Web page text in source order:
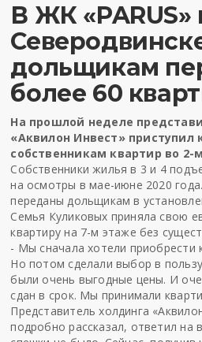
В ЖК «PARUS»
дольщикам
более 60
На прошлой неделе
«Аквилон Инвест» приступил
собственникам квартир во 2-
Собственники жилья в 3 и 4
на осмотры в мае-июне 2020
переданы дольщикам в
Семья Куликовых приняла свою
квартиру на 7-м этаже без
- Мы сначала хотели приобрести
Но потом сделали выбор в
были очень выгодные цены. И
сдан в срок. Мы принимали
Представитель холдинга
подробно рассказал, ответил на